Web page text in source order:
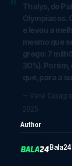
Thalys, do
Olympiacos.
e levou a
mesmo que
grego: 7
30%).
que, para a
— Venê
2025
Author